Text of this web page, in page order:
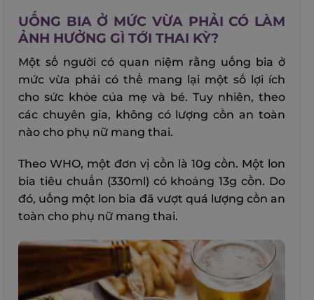
UỐNG BIA Ở MỨC VỪA PHẢI CÓ LÀM
ẢNH HƯỞNG GÌ TỚI THAI KỲ?
Một số người có quan niệm rằng uống bia ở
mức vừa phải có thể mang lại một số lợi ích
cho sức khỏe của mẹ và bé. Tuy nhiên, theo
các chuyên gia, không có lượng cồn an toàn
nào cho phụ nữ mang thai.
Theo WHO, một đơn vị cồn là 10g cồn. Một lon
bia tiêu chuẩn (330ml) có khoảng 13g cồn. Do
đó, uống một lon bia đã vượt quá lượng cồn an
toàn cho phụ nữ mang thai.